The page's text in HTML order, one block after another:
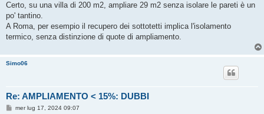
a
g
i
o
Certo, su una villa di 200 m2, ampliare 29 m2 senza isolare le pareti è un
po' tantino.
A Roma, per esempio il recupero dei sottotetti implica l'isolamento
termico, senza distinzione di quote di ampliamento.
Simo06
Re: AMPLIAMENTO < 15%: DUBBI
Mmer lug 17, 2024 09:07